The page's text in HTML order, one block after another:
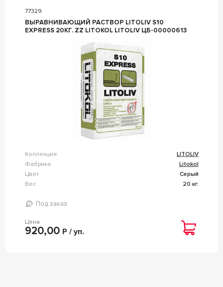
77329
ВЫРАВНИВАЮЩИЙ РАСТВОР LITOLIV S10
EXPRESS 20КГ. ZZ LITOKOL LITOLIV ЦБ-00000613
Коллекция
LITOLIV
Фабрика
Litokol
Цвет
Серый
Вес
20 кг.
Под заказ
Цена
920,00 Р / уп.